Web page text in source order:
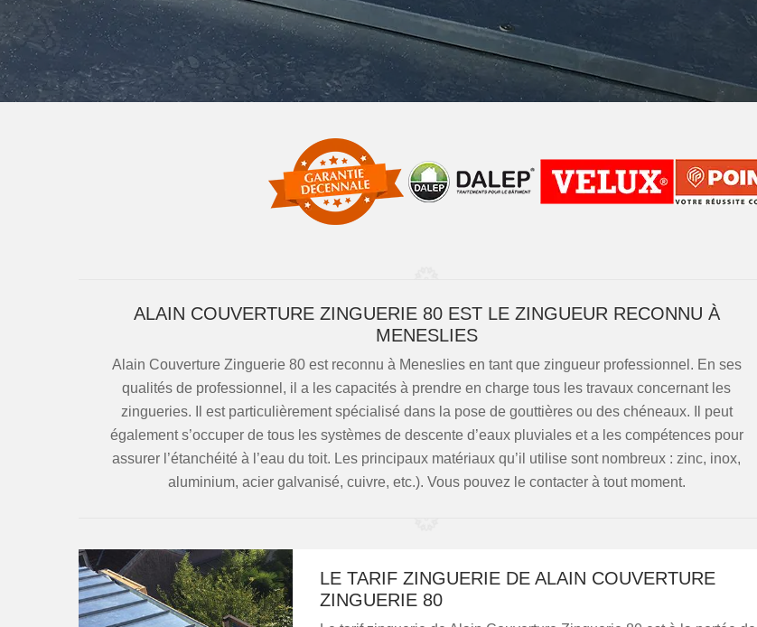
ALAIN COUVERTURE ZINGUERIE 80 EST LE ZINGUEUR RECONNU À
MENESLIES
Alain Couverture Zinguerie 80 est reconnu à Meneslies en tant que zingueur professionnel. En ses
qualités de professionnel, il a les capacités à prendre en charge tous les travaux concernant les
zingueries. Il est particulièrement spécialisé dans la pose de gouttières ou des chéneaux. Il peut
également s’occuper de tous les systèmes de descente d’eaux pluviales et a les compétences pour
assurer l’étanchéité à l’eau du toit. Les principaux matériaux qu’il utilise sont nombreux : zinc, inox,
aluminium, acier galvanisé, cuivre, etc.). Vous pouvez le contacter à tout moment.
LE TARIF ZINGUERIE DE ALAIN COUVERTURE
ZINGUERIE 80